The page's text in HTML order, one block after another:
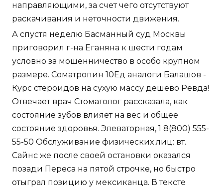
направляющими, за счет чего отсутствуют
раскачивания и неточности движения.
А спустя неделю Басманный суд Москвы
приговорил г-на Еганяна к шести годам
условно за мошенничество в особо крупном
размере. Cоматропин 10Ед аналоги Балашов -
Курс стероидов на сухую массу дешево Ревда!
Отвечает врач Стоматолог рассказала, как
состояние зубов влияет на вес и общее
состояние здоровья. Элеваторная, 1 8(800) 555-
55-50 Обслуживание физических лиц: вт.
Сайнс же после своей остановки оказался
позади Переса на пятой строчке, но быстро
отыграл позицию у мексиканца. В тексте